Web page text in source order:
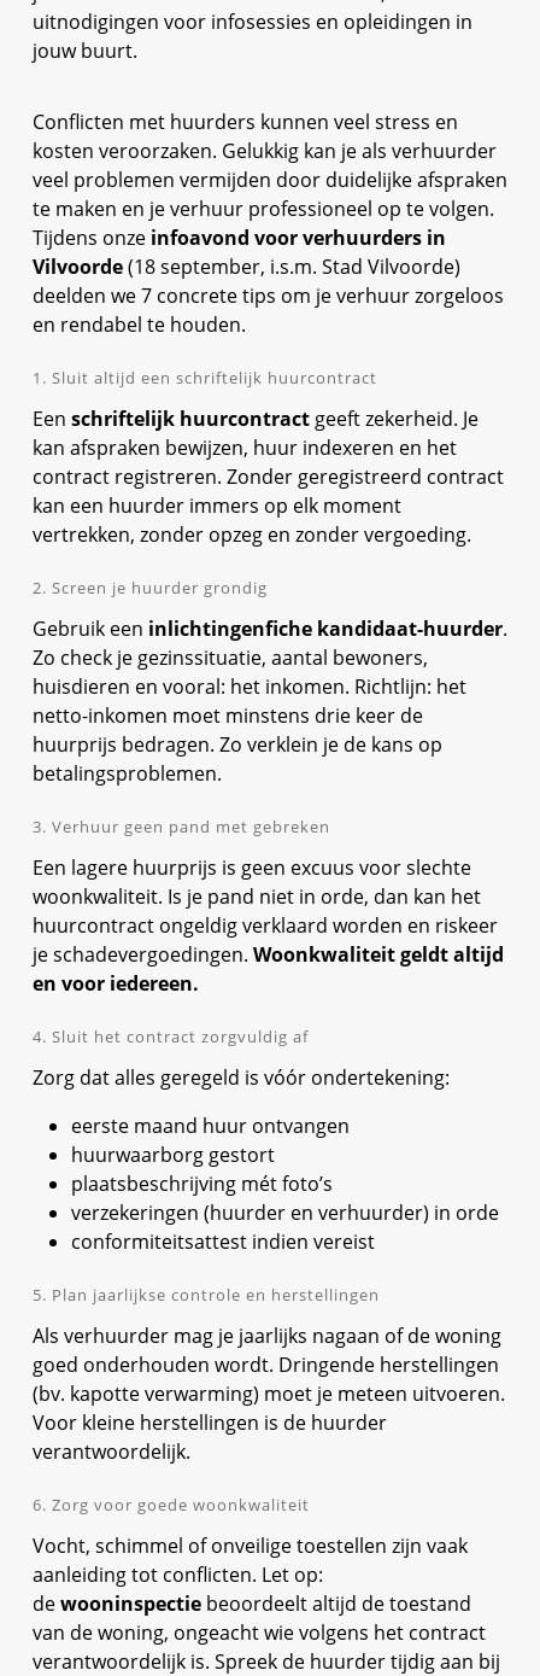
uitnodigingen voor infosessies en opleidingen in
jouw buurt.
Conflicten met huurders kunnen veel stress en
kosten veroorzaken. Gelukkig kan je als verhuurder
veel problemen vermijden door duidelijke afspraken
te maken en je verhuur professioneel op te volgen.
Tijdens onze infoavond voor verhuurders in
Vilvoorde(18 september, i.s.m. Stad Vilvoorde)
deelden we 7 concrete tips om je verhuur zorgeloos
en rendabel te houden.
1. Sluit altijd een schriftelijk huurcontract
Een schriftelijk huurcontract geeft zekerheid. Je
kan afspraken bewijzen, huur indexeren en het
contract registreren. Zonder geregistreerd contract
kan een huurder immers op elk moment
vertrekken, zonder opzeg en zonder vergoeding.
2. Screen je huurder grondig
Gebruik een inlichtingenfiche kandidaat-huurder.
Zo check je gezinssituatie, aantal bewoners,
huisdieren en vooral: het inkomen. Richtlijn: het
netto-inkomen moet minstens drie keer de
huurprijs bedragen. Zo verklein je de kans op
betalingsproblemen.
3. Verhuur geen pand met gebreken
Een lagere huurprijs is geen excuus voor slechte
woonkwaliteit. Is je pand niet in orde, dan kan het
huurcontract ongeldig verklaard worden en riskeer
je schadevergoedingen. Woonkwaliteit geldt altijd
en voor iedereen.
4. Sluit het contract zorgvuldig af
Zorg dat alles geregeld is vóór ondertekening:
eerste maand huur ontvangen
huurwaarborg gestort
plaatsbeschrijving mét foto’s
verzekeringen (huurder en verhuurder) in orde
conformiteitsattest indien vereist
5. Plan jaarlijkse controle en herstellingen
Als verhuurder mag je jaarlijks nagaan of de woning
goed onderhouden wordt. Dringende herstellingen
(bv. kapotte verwarming) moet je meteen uitvoeren.
Voor kleine herstellingen is de huurder
verantwoordelijk.
6. Zorg voor goede woonkwaliteit
Vocht, schimmel of onveilige toestellen zijn vaak
aanleiding tot conflicten. Let op:
dewooninspectie beoordeelt altijd de toestand
van de woning, ongeacht wie volgens het contract
verantwoordelijk is. Spreek de huurder tijdig aan bij